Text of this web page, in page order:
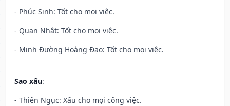
- Phúc Sinh: Tốt cho mọi việc.
- Quan Nhật: Tốt cho mọi việc.
- Minh Đường Hoàng Đạo: Tốt cho mọi việc.
Sao xấu:
- Thiên Ngục: Xấu cho mọi công việc.